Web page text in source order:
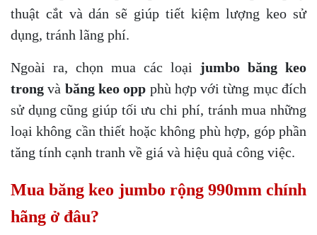
thuật cắt và dán sẽ giúp tiết kiệm lượng keo sử
dụng, tránh lãng phí.
Ngoài ra, chọn mua các loại jumbo băng keo
trong và băng keo opp phù hợp với từng mục đích
sử dụng cũng giúp tối ưu chi phí, tránh mua những
loại không cần thiết hoặc không phù hợp, góp phần
tăng tính cạnh tranh về giá và hiệu quả công việc.
Mua băng keo jumbo rộng 990mm chính
hãng ở đâu?